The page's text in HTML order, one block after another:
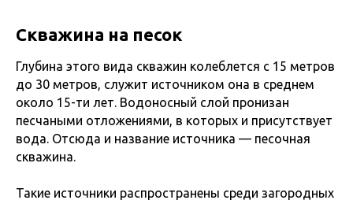
Скважина на песок
Глубина этого вида скважин колеблется с 15 метров
до 30 метров, служит источником она в среднем
около 15-ти лет. Водоносный слой пронизан
песчаными отложениями, в которых и присутствует
вода. Отсюда и название источника — песочная
скважина.
Такие источники распространены среди загородных